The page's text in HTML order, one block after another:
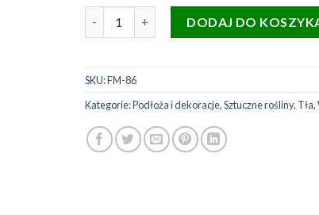
DODAJ DO
SKU:FM-86
Kategorie:Podłoża i dekoracje,Sztuczne rośliny, Tła,